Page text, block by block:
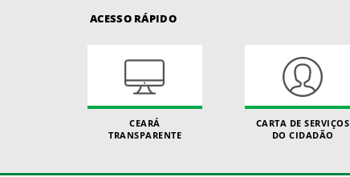
ACESSO RÁPIDO
CEARÁ
TRANSPARENTE
CARTA DE SERVIÇOS
DO CIDADÃO